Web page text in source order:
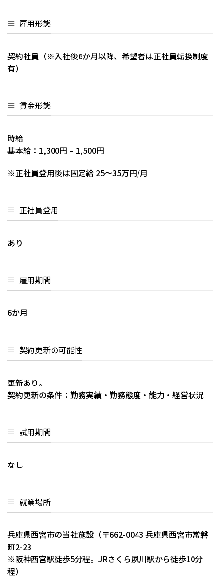
雇用形態
契約社員（※入社後6か月以降、希望者は正社員転換制度
有）
賃金形態
時給
基本給：1,300円 – 1,500円
※正社員登用後は固定給 25～35万円/月
正社員登用
あり
雇用期間
6か月
契約更新の可能性
更新あり。
契約更新の条件：勤務実績・勤務態度・能力・経営状況
試用期間
なし
就業場所
兵庫県西宮市の当社施設（〒662-0043 兵庫県西宮市常磐
町2-23
※阪神西宮駅徒歩5分程。JRさくら夙川駅から徒歩10分
程）